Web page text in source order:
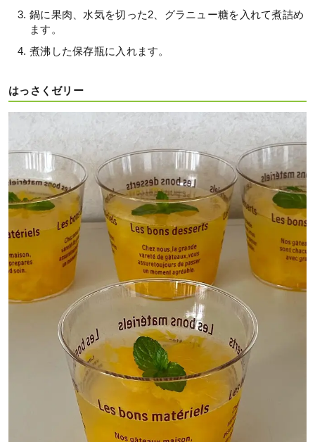
鍋に果肉、水気を切った2、グラニュー糖を入れて煮詰め
ます。
煮沸した保存瓶に入れます。
はっさくゼリー